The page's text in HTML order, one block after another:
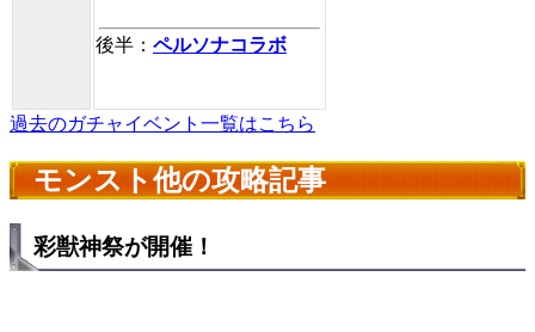
後半： ペルソナコラボ
過去のガチャイベント一覧はこちら
モンスト他の攻略記事
彩獣神祭が開催！